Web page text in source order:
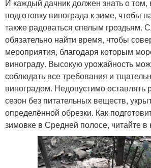
И каждый дачник должен знать о том,
подготовку винограда к зиме, чтобы
также радоваться спелым гроздьям.
обязательно найти время, чтобы
мероприятия, благодаря которым
винограду. Высокую урожайность
соблюдать все требования и
виноградом. Недопустимо оставлять
сезон без питательных веществ,
определённой обрезки. Как
зимовке в Средней полосе, читайте в